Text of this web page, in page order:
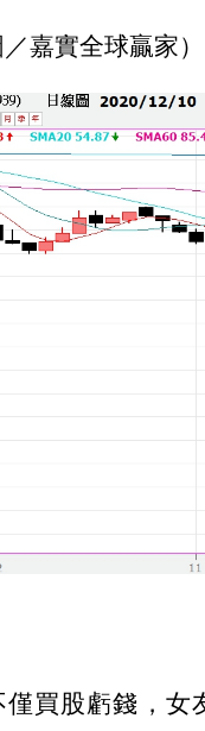
嘉實全球贏家）
僅買股虧錢，女